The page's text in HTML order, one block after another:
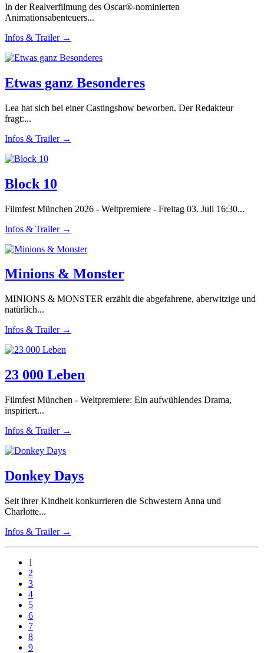
In der Realverfilmung des Oscar®-nominierten
Animationsabenteuers...
Infos & Trailer →
Etwas ganz Besonderes
Lea hat sich bei einer Castingshow beworben. Der Redakteur
fragt:...
Infos & Trailer →
Block 10
Filmfest München 2026 - Weltpremiere - Freitag 03. Juli 16:30...
Infos & Trailer →
Minions & Monster
MINIONS & MONSTER erzählt die abgefahrene, aberwitzige und
natürlich...
Infos & Trailer →
23 000 Leben
Filmfest München - Weltpremiere: Ein aufwühlendes Drama,
inspiriert...
Infos & Trailer →
Donkey Days
Seit ihrer Kindheit konkurrieren die Schwestern Anna und
Charlotte...
Infos & Trailer →
1
2
3
4
5
6
7
8
9